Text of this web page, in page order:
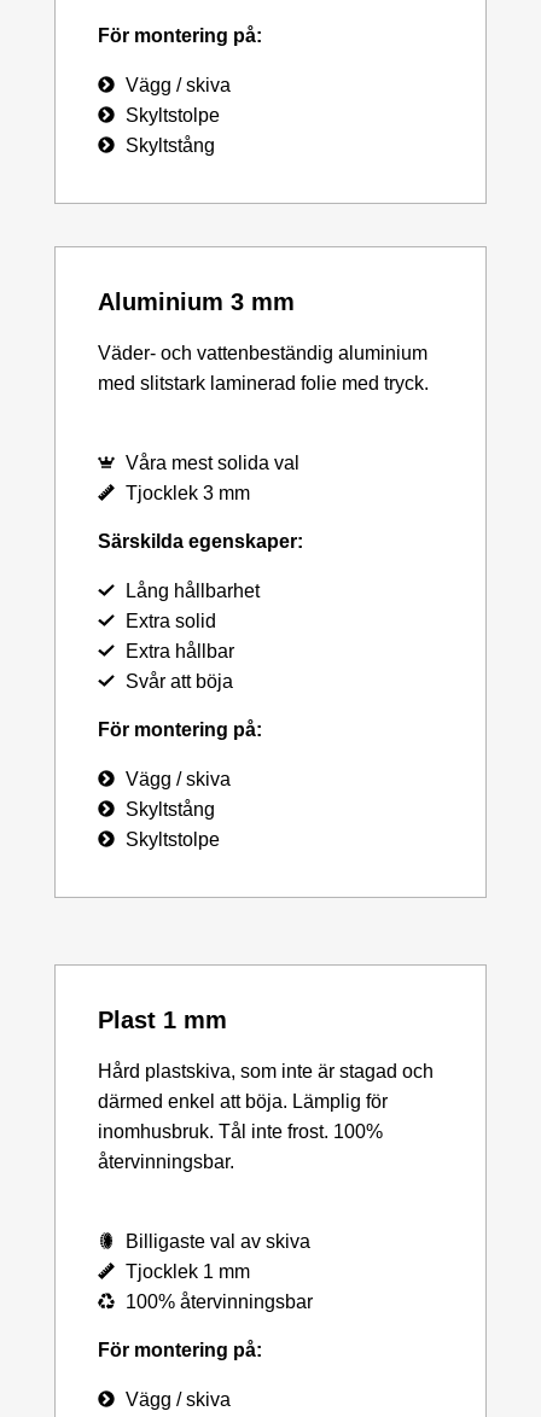
För montering på:
Vägg / skiva
Skyltstolpe
Skyltstång
Aluminium 3 mm
Väder- och vattenbeständig aluminium
med slitstark laminerad folie med tryck.
Våra mest solida val
Tjocklek 3 mm
Särskilda egenskaper:
Lång hållbarhet
Extra solid
Extra hållbar
Svår att böja
För montering på:
Vägg / skiva
Skyltstång
Skyltstolpe
Plast 1 mm
Hård plastskiva, som inte är stagad och
därmed enkel att böja. Lämplig för
inomhusbruk. Tål inte frost. 100%
återvinningsbar.
Billigaste val av skiva
Tjocklek 1 mm
100% återvinningsbar
För montering på:
Vägg / skiva